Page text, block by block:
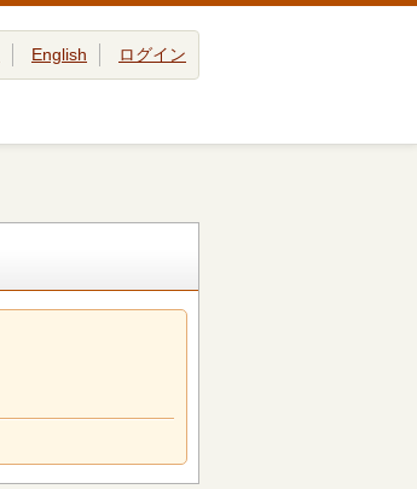
English ログイン